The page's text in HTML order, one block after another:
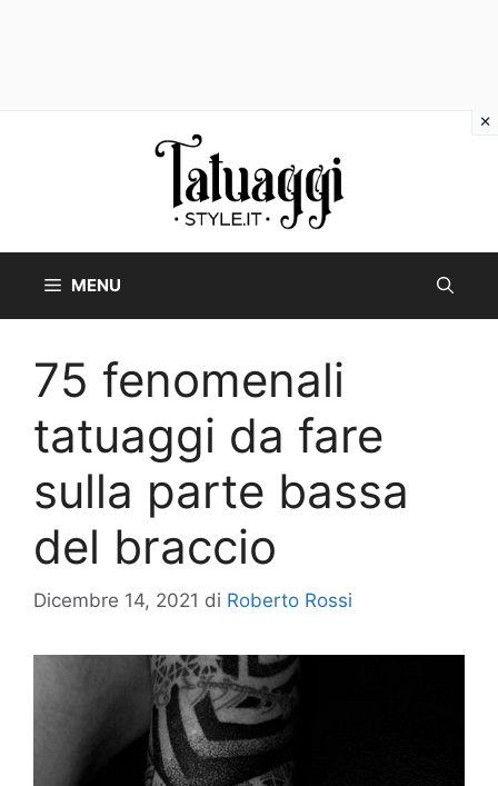
MENU
75 fenomenali
tatuaggi da fare
sulla parte bassa
del braccio
Dicembre 14, 2021 di Roberto Rossi